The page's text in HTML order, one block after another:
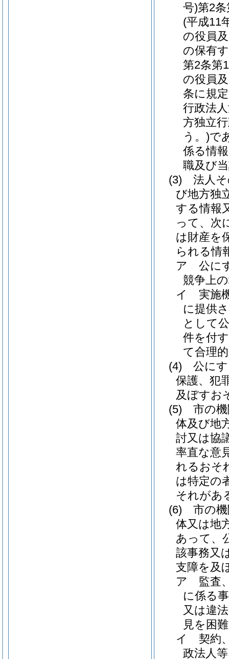
号)第2
(平成11
の役員
の保有
第2条第
の役員
条に規
行政法
方独立
う。)で
係る情
職及び
(3)
法人
び地方独
する情報
って、次
は財産を
られる情
ア
公に
競争上
イ
実施
に提供
として
件を付
て合理
(4)
公に
保護、犯
及ぼすお
(5)
市の
体及び地
討又は協
率直な意
れるおそ
は特定の
それがあ
(6)
市の
体又は地
あって、
該事務又
支障を及
ア
監査
に係る
又は違
見を困
イ
契約
政法人